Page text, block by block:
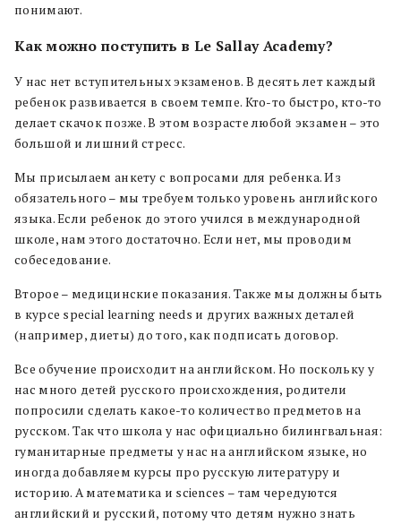
понимают.
Как можно поступить в Le Sallay Academy?
У нас нет вступительных экзаменов. В десять лет каждый
ребенок развивается в своем темпе. Кто-то быстро, кто-то
делает скачок позже. В этом возрасте любой экзамен – это
большой и лишний стресс.
Мы присылаем анкету с вопросами для ребенка. Из
обязательного – мы требуем только уровень английского
языка. Если ребенок до этого учился в международной
школе, нам этого достаточно. Если нет, мы проводим
собеседование.
Второе – медицинские показания. Также мы должны быть
в курсе special learning needs и других важных деталей
(например, диеты) до того, как подписать договор.
Все обучение происходит на английском. Но поскольку у
нас много детей русского происхождения, родители
попросили сделать какое-то количество предметов на
русском. Так что школа у нас официально билингвальная:
гуманитарные предметы у нас на английском языке, но
иногда добавляем курсы про русскую литературу и
историю. А математика и sciences – там чередуются
английский и русский, потому что детям нужно знать